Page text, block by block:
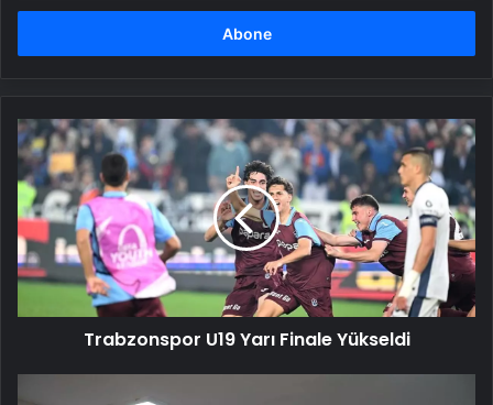
adresinizi
Trabzonspor
U19
Yarı
Finale
Yükseldi
Trabzonspor U19 Yarı Finale Yükseldi